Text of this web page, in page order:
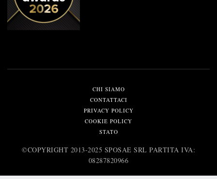
CHI SIAMO
CONTATTACI
PRIVACY POLICY
COOKIE POLICY
STATO
©️COPYRIGHT 2013-2025 SPOSAE SRL PARTITA IVA:
08287820966